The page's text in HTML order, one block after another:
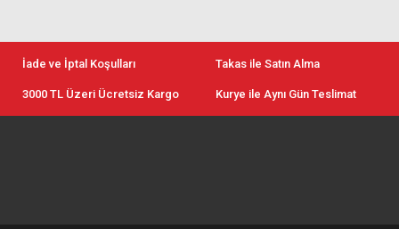
İade ve İptal Koşulları Takas ile Satın Alma
3000 TL Üzeri Ücretsiz Kargo Kurye ile Aynı Gün Teslimat